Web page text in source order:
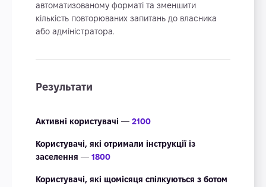
автоматизованому форматі та зменшити
кількість повторюваних запитань до власника
або адміністратора.
Результати
Активні користувачі — 2100
Користувачі, які отримали інструкції із
заселення — 1800
Користувачі, які щомісяця спілкуються з ботом